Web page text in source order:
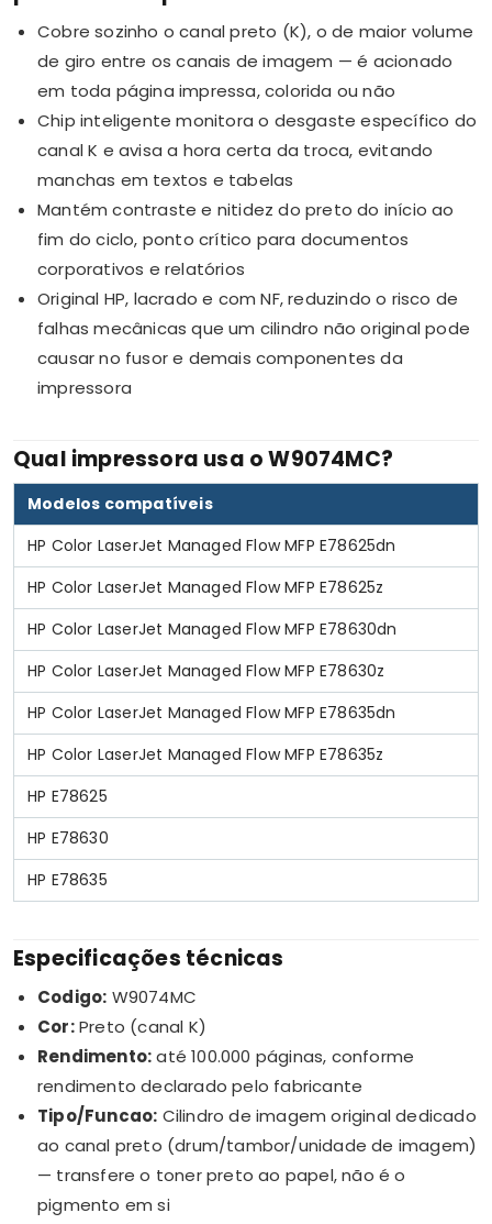
Cobre sozinho o canal preto (K), o de maior volume
de giro entre os canais de imagem — é acionado
em toda página impressa, colorida ou não
Chip inteligente monitora o desgaste específico do
canal K e avisa a hora certa da troca, evitando
manchas em textos e tabelas
Mantém contraste e nitidez do preto do início ao
fim do ciclo, ponto crítico para documentos
corporativos e relatórios
Original HP, lacrado e com NF, reduzindo o risco de
falhas mecânicas que um cilindro não original pode
causar no fusor e demais componentes da
impressora
Qual impressora usa o W9074MC?
Modelos compatíveis
HP Color LaserJet Managed Flow MFP E78625dn
HP Color LaserJet Managed Flow MFP E78625z
HP Color LaserJet Managed Flow MFP E78630dn
HP Color LaserJet Managed Flow MFP E78630z
HP Color LaserJet Managed Flow MFP E78635dn
HP Color LaserJet Managed Flow MFP E78635z
HP E78625
HP E78630
HP E78635
Especificações técnicas
Codigo: W9074MC
Cor:Preto (canal K)
Rendimento:até 100.000 páginas, conforme
rendimento declarado pelo fabricante
Tipo/Funcao: Cilindro de imagem original dedicado
ao canal preto (drum/tambor/unidade de imagem)
— transfere o toner preto ao papel, não é o
pigmento em si